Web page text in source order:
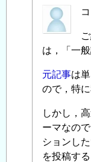
匿
名
稿
者
に
る
「柔
軟
な
は，「一
元記事は
ので，特
しかし，
ーマなの
ションし
を投稿す